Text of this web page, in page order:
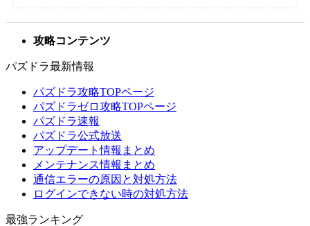
攻略コンテンツ
パズドラ最新情報
パズドラ攻略TOPページ
パズドラゼロ攻略TOPページ
パズドラ速報
パズドラ公式放送
アップデート情報まとめ
メンテナンス情報まとめ
通信エラーの原因と対処方法
ログインできない時の対処方法
最強ランキング